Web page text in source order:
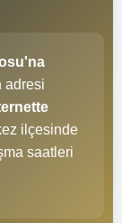
adresi
ilçesinde
saatleri